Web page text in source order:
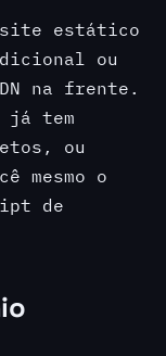
site estático
ou
na frente.
já tem
ou
mesmo o
de